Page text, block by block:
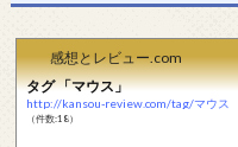
感想とレビュー.com
タグ 「マウス」
http://kansou-review.com/tag/マウス
（件数:18）